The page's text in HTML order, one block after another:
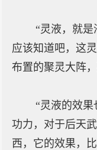
“灵液，就是液
应该知道吧，这
布置的聚灵大阵
“灵液的效果也
功力，对于后天
西，它的效果，